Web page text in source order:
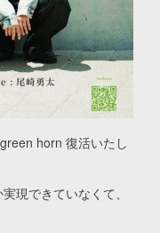
horn 復活いたし
現できていなくて、